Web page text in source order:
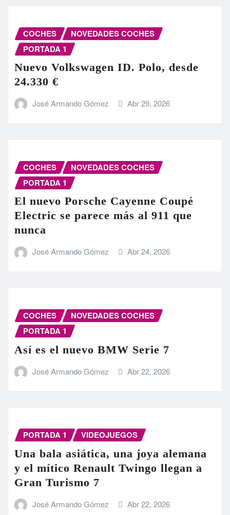
COCHES
NOVEDADES COCHES
PORTADA 1
Nuevo Volkswagen ID. Polo, desde
24.330 €
José Armando Gómez Abr 29, 2026
COCHES
NOVEDADES COCHES
PORTADA 1
El nuevo Porsche Cayenne Coupé
Electric se parece más al 911 que
nunca
José Armando Gómez Abr 24, 2026
COCHES
NOVEDADES COCHES
PORTADA 1
Así es el nuevo BMW Serie 7
José Armando Gómez Abr 22, 2026
PORTADA 1 VIDEOJUEGOS
Una bala asiática, una joya alemana
y el mítico Renault Twingo llegan a
Gran Turismo 7
José Armando Gómez Abr 22, 2026